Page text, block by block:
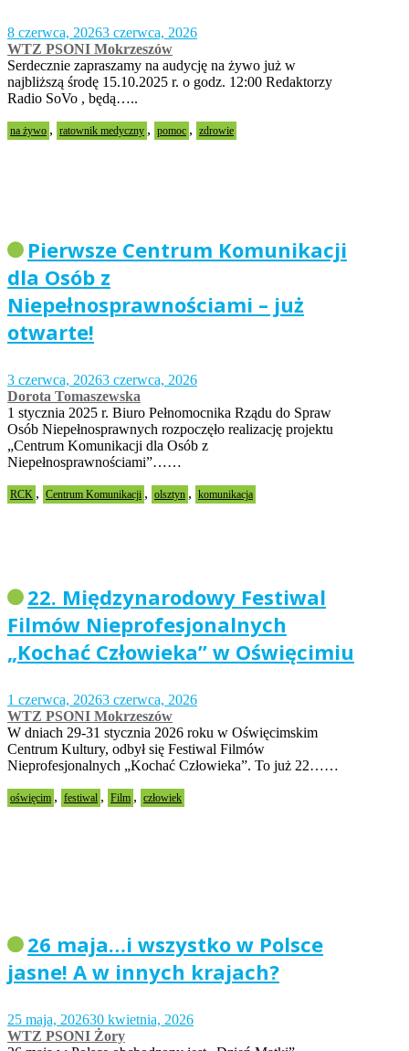
8 czerwca, 20263 czerwca, 2026
WTZ PSONI Mokrzeszów
Serdecznie zapraszamy na audycję na żywo już w
najbliższą środę 15.10.2025 r. o godz. 12:00 Redaktorzy
Radio SoVo , będą…..
na żywo , ratownik medyczny , pomoc , zdrowie
Pierwsze Centrum Komunikacji
dla Osób z
Niepełnosprawnościami – już
otwarte!
3 czerwca, 20263 czerwca, 2026
Dorota Tomaszewska
1 stycznia 2025 r. Biuro Pełnomocnika Rządu do Spraw
Osób Niepełnosprawnych rozpoczęło realizację projektu
„Centrum Komunikacji dla Osób z
Niepełnosprawnościami”……
RCK , Centrum Komunikacji , olsztyn , komunikacja
22. Międzynarodowy Festiwal
Filmów Nieprofesjonalnych
„Kochać Człowieka” w Oświęcimiu
1 czerwca, 20263 czerwca, 2026
WTZ PSONI Mokrzeszów
W dniach 29-31 stycznia 2026 roku w Oświęcimskim
Centrum Kultury, odbył się Festiwal Filmów
Nieprofesjonalnych „Kochać Człowieka”. To już 22……
oświęcim , festiwal , Film , człowiek
26 maja…i wszystko w Polsce
jasne! A w innych krajach?
25 maja, 202630 kwietnia, 2026
WTZ PSONI Żory